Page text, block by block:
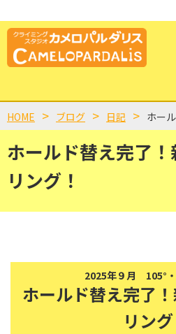
ホールド替え完了
リング！
HOME ブログ 日記 ホー
2025年９月 105°
ホールド替え完了
リング